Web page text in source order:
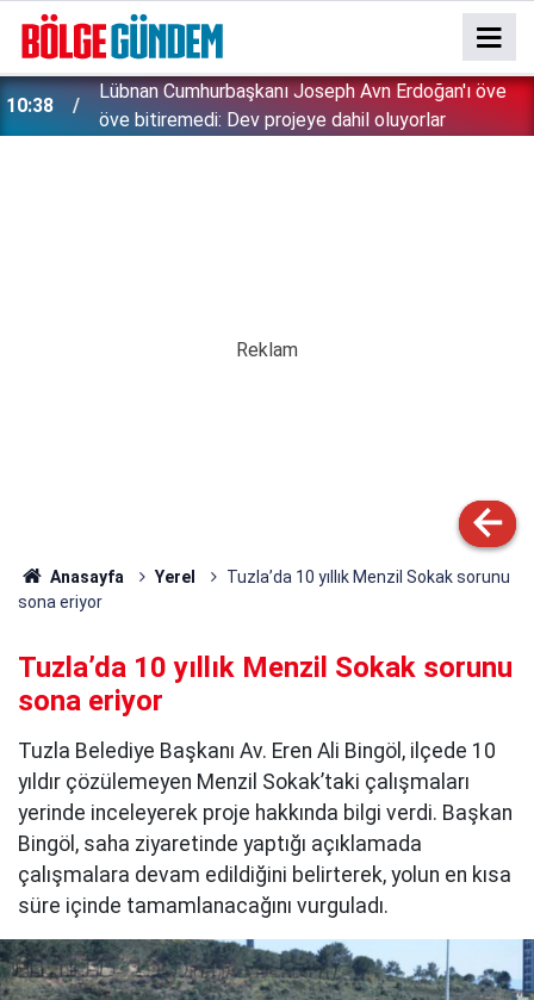
10:26
Diyarbakır'da şantaj çetelerine operasyon: 10
şüpheli gözaltına alındı...
Anasayfa Yerel
Tuzla’da 10 yıllık Menzil Sokak sorunu
sona eriyor
Tuzla’da 10 yıllık Menzil Sokak sorunu
sona eriyor
Tuzla Belediye Başkanı Av. Eren Ali Bingöl, ilçede 10
yıldır çözülemeyen Menzil Sokak’taki çalışmaları
yerinde inceleyerek proje hakkında bilgi verdi. Başkan
Bingöl, saha ziyaretinde yaptığı açıklamada
çalışmalara devam edildiğini belirterek, yolun en kısa
süre içinde tamamlanacağını vurguladı.